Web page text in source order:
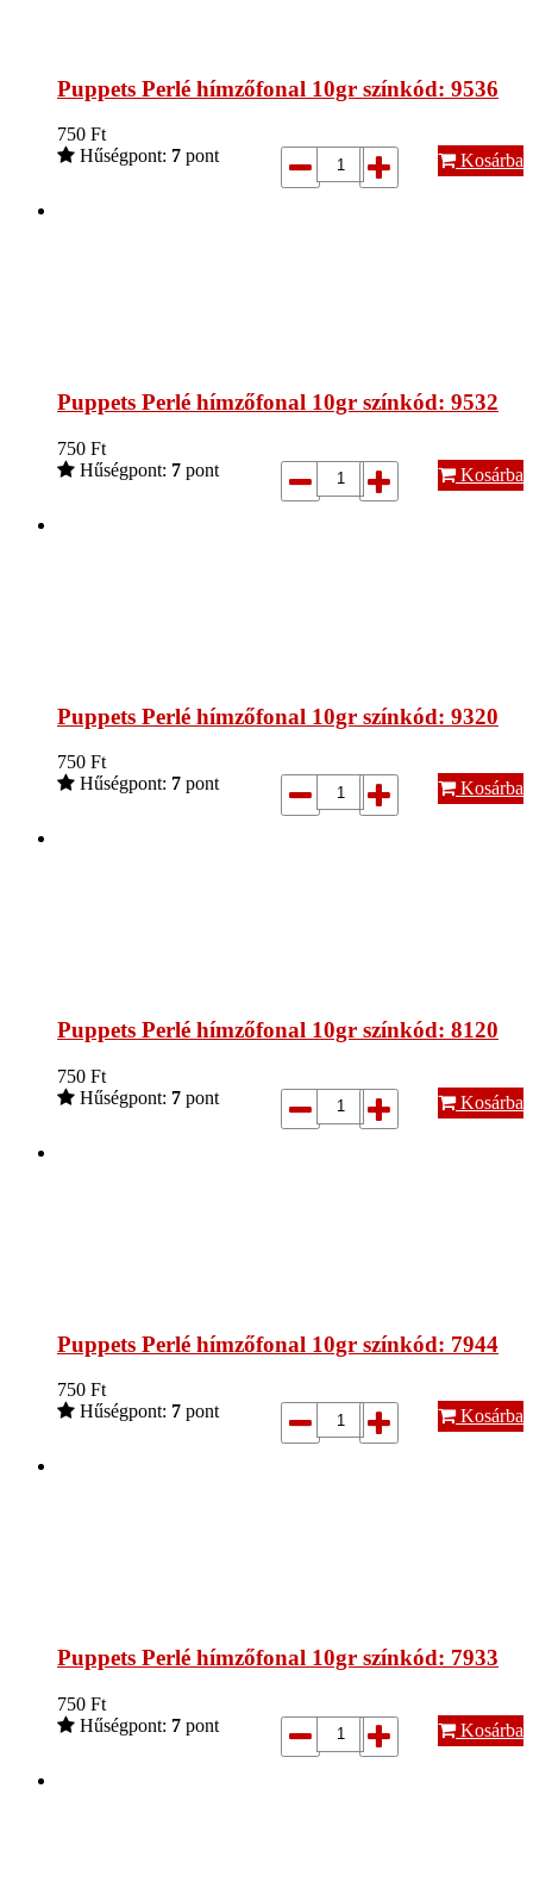
Puppets Perlé hímzőfonal 10gr színkód: 9536
750 Ft
Hűségpont: 7 pont Kosárba
Puppets Perlé hímzőfonal 10gr színkód: 9532
750 Ft
Hűségpont: 7 pont Kosárba
Puppets Perlé hímzőfonal 10gr színkód: 9320
750 Ft
Hűségpont: 7 pont Kosárba
Puppets Perlé hímzőfonal 10gr színkód: 8120
750 Ft
Hűségpont: 7 pont Kosárba
Puppets Perlé hímzőfonal 10gr színkód: 7944
750 Ft
Hűségpont: 7 pont Kosárba
Puppets Perlé hímzőfonal 10gr színkód: 7933
750 Ft
Hűségpont: 7 pont Kosárba